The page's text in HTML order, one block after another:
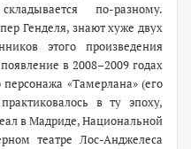
по-разному.
Генделя, знают хуже двух
этого произведения
в 2008–2009 годах
«Тамерлана» (его
в ту эпоху,
в Мадриде, Национальной
театре Лос-Анджелеса